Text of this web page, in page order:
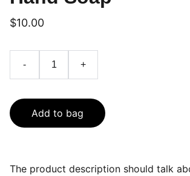
$10.00
- +
Add to bag
The product description should talk